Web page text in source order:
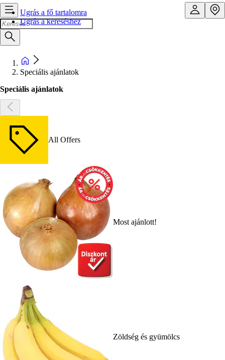
Ugrás a fő tartalomra
Ugrás a kereséshez
Speciális ajánlatok
Speciális ajánlatok
All Offers
Most ajánlott!
Zöldség és gyümölcs